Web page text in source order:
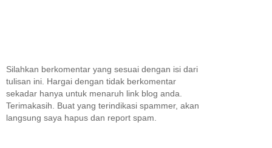
Silahkan berkomentar yang sesuai dengan isi dari
tulisan ini. Hargai dengan tidak berkomentar
sekadar hanya untuk menaruh link blog anda.
Terimakasih. Buat yang terindikasi spammer, akan
langsung saya hapus dan report spam.